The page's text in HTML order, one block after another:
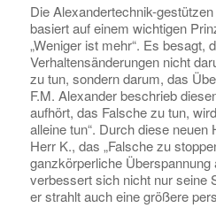
Die Alexandertechnik-
basiert auf einem wichtigen
„Weniger ist mehr“. Es besagt,
Verhaltensänderungen nicht
zu tun, sondern darum, das
F.M. Alexander beschrieb
aufhört, das Falsche zu tun,
alleine tun“. Durch diese
Herr K., das „Falsche zu
ganzkörperliche
verbessert sich nicht nur seine
er strahlt auch eine größere